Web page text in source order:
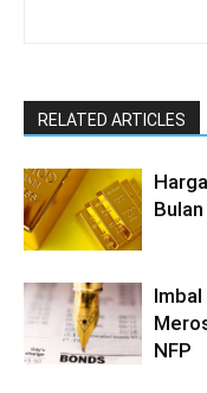
RELATED ARTICLES
NFP